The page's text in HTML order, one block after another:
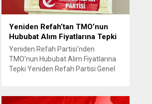
Yeniden Refah’tan TMO’nun
Hububat Alım Fiyatlarına Tepki
Yeniden Refah Partisi’nden
TMO’nun Hububat Alım Fiyatlarına
Tepki Yeniden Refah Partisi Genel
Bayramoğlu, Toprak Mahsulleri